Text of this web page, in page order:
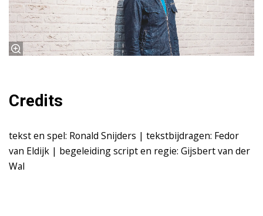
Credits
tekst en spel: Ronald Snijders | tekstbijdragen: Fedor
van Eldijk | begeleiding script en regie: Gijsbert van der
Wal